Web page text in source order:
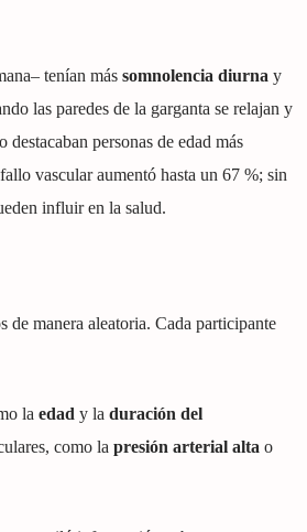
tenían más somnolencia diurna y
las paredes de la garganta se relajan y
personas de edad más
vascular aumentó hasta un 67 %; sin
influir en la salud.
de manera aleatoria. Cada participante
la edad y la duración del
como la presión arterial alta o